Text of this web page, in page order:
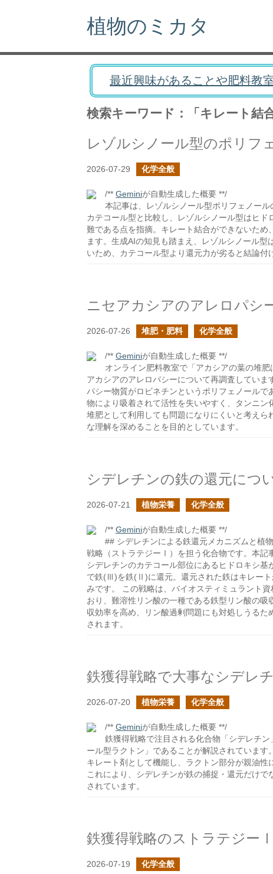
植物のミカタ
最近興味があることや肥料教
検索キーワード：「キレート結合
レゾルシノール型のポリフ
2026-07-29 化学全般
/** Geminiが自動生成した概要 **/
本記事は、レゾルシノール型ポリフェノー
カテコール型と比較し、レゾルシノール型はヒ
難である点を指摘。キレート結合ができないた
ます。生成AIの知見も踏まえ、レゾルシノール
いため、カテコール型より還元力が劣ると結論付
ニセアカシアのアレロパシ
2026-07-26 堆肥・肥料 化学全般
/** Geminiが自動生成した概要 **/
オンライン肥料教室で「アカシアの葉の堆
アカシアのアレロパシーについて再調査してい
パシー物質がロビネチンというポリフェノール
物により吸着されて活性を失いやすく、タンニン
堆肥として利用しても問題になりにくいと考え
な理解を深めることを目的としています。
シデレチンの鉄の還元につ
2026-07-21 植物栄養 化学全般
/** Geminiが自動生成した概要 **/
## シデレチンによる鉄還元メカニズムと植
戦略（ストラテジーⅠ）を担う化合物です。本記
シデレチンのカテコール部位にあるヒドロキシ
で鉄(Ⅲ)を鉄(Ⅱ)に還元。還元された鉄はキレート
みです。 この戦略は、バイオスティミュラント
おり、難溶性リン酸の一種である鉄型リン酸の
収効率を高め、リン酸過剰問題にも対処しうる
されます。
鉄獲得戦略で大事なシデレ
2026-07-20 植物栄養 化学全般
/** Geminiが自動生成した概要 **/
鉄獲得戦略で注目される化合物「シデレチ
ール型ラクトン」であることが解説されています
キレート剤として機能し、ラクトン部分が親油性
これにより、シデレチンが鉄の捕捉・還元だけ
されています。
鉄獲得戦略のストラテジー
2026-07-19 化学全般